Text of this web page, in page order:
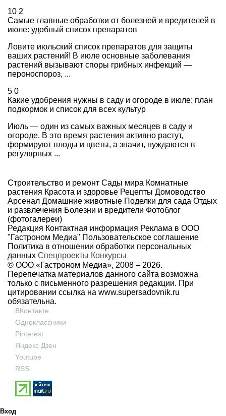
10 2
Самые главные обработки от болезней и вредителей в
июле: удобный список препаратов
Ловите июльский список препаратов для защиты
ваших растений! В июле основные заболевания
растений вызывают споры грибных инфекций —
пероноспороз, ...
5 0
Какие удобрения нужны в саду и огороде в июле: план
подкормок и список для всех культур
Июль — один из самых важных месяцев в саду и
огороде. В это время растения активно растут,
формируют плоды и цветы, а значит, нуждаются в
регулярных ...
Строительство и ремонт Сады мира Комнатные
растения Красота и здоровье Рецепты Домоводство
Арсенал Домашние животные Поделки для сада Отдых
и развлечения Болезни и вредители Фотоблог
(фотогалереи)
Редакция Контактная информация Реклама в ООО
"Гастроном Медиа" Пользовательское соглашение
Политика в отношении обработки персональных
данных Спецпроекты Конкурсы
© ООО «Гастроном Медиа», 2008 – 2026.
Перепечатка материалов данного сайта возможна
только с письменного разрешения редакции. При
цитировании ссылка на www.supersadovnik.ru
обязательна.
ВКонтакте
Одноклассники
Pinterest
Яндекс Дзен
Youtube
RSS
Вход